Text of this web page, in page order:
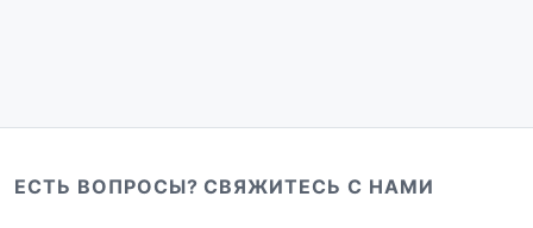
ЕСТЬ ВОПРОСЫ? СВЯЖИТЕСЬ С НАМИ